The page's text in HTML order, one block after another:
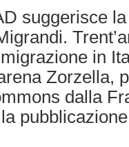
contemporanee.
suggerisce
in
Zorzella,
dalla
la